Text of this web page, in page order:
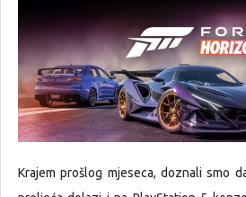
Krajem prošlog mjeseca, doznali smo